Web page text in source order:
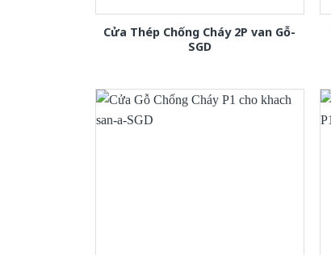
Cửa Thép Chống Cháy 2P van Gỗ-
SGD